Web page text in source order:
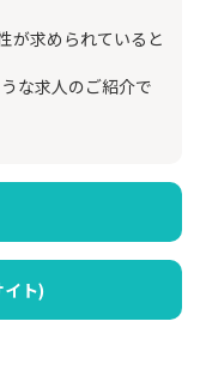
が求められていると
な求人のご紹介で
ト)